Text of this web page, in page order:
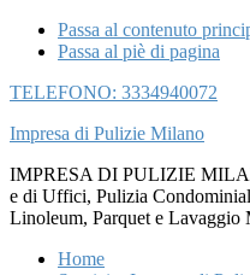
Passa al contenuto
Passa al piè di pagina
TELEFONO: 3334940072
Impresa di Pulizie Milano
IMPRESA DI PULIZIE
e di Uffici, Pulizia
Linoleum, Parquet e Lavaggio
Home